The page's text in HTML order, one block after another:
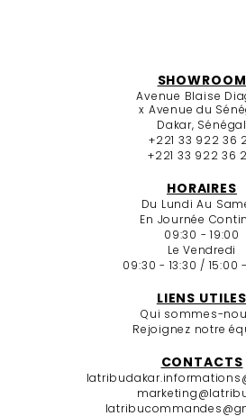
SHOWROOM
Avenue Blaise
x Avenue du
Dakar, Sénégal
+221 33 922 36
+221 33 922 36
HORAIRES
Du Lundi Au
En Journée
09:30 - 19:00
Le Vendredi
09:30 - 13:30 / 15:00
LIENS UTILES
Qui sommes-
Rejoignez notre
CONTACTS